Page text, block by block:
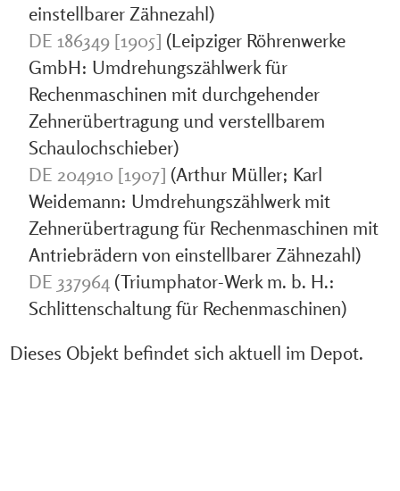
einstellbarer Zähnezahl)
DE 186349 [1905] (Leipziger Röhrenwerke
GmbH: Umdrehungszählwerk für
Rechenmaschinen mit durchgehender
Zehnerübertragung und verstellbarem
Schaulochschieber)
DE 204910 [1907] (Arthur Müller; Karl
Weidemann: Umdrehungszählwerk mit
Zehnerübertragung für Rechenmaschinen mit
Antriebrädern von einstellbarer Zähnezahl)
DE 337964 (Triumphator-Werk m. b. H.:
Schlittenschaltung für Rechenmaschinen)
Dieses Objekt befindet sich aktuell im Depot.